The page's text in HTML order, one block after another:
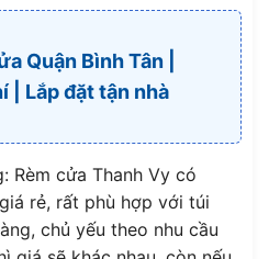
Quận Bình Tân |
| Lắp đặt tận nhà
Rèm cửa Thanh Vy có
rẻ, rất phù hợp với túi
chủ yếu theo nhu cầu